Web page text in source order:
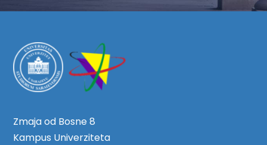
Zmaja od Bosne 8
Kampus Univerziteta